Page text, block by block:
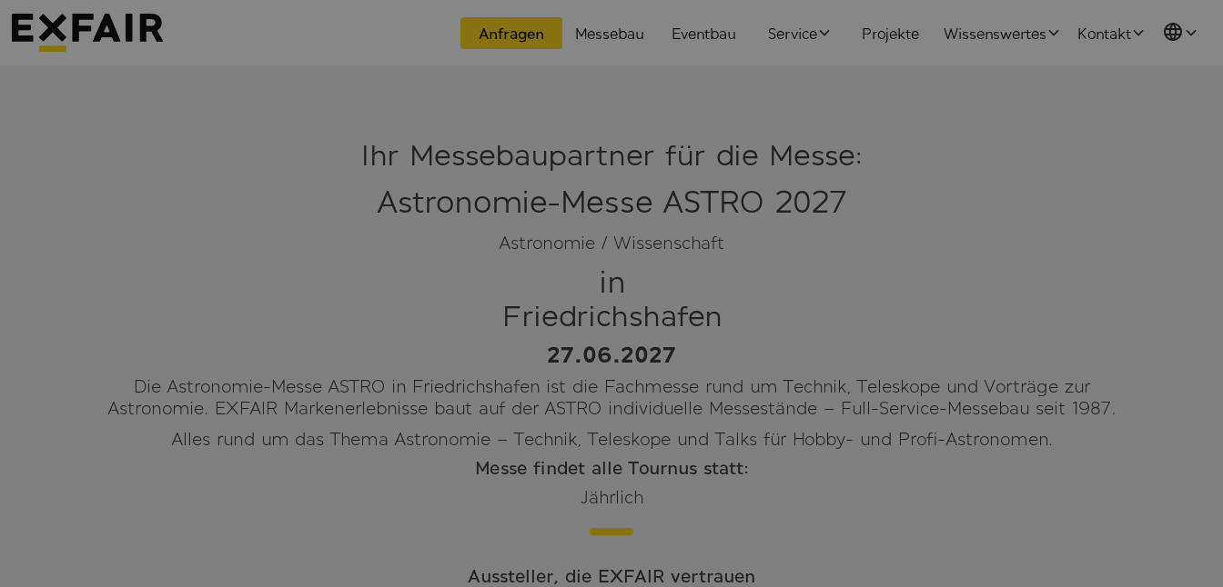
Anfragen Messebau Eventbau Service Projekte Wissenswertes Kontakt
Ihr Messebaupartner für die Messe:
Astronomie-Messe ASTRO 2027
Astronomie / Wissenschaft
in
Friedrichshafen
27.06.2027
Die Astronomie-Messe ASTRO in Friedrichshafen ist die Fachmesse rund um Technik, Teleskope und Vorträge zur
Astronomie. EXFAIR Markenerlebnisse baut auf der ASTRO individuelle Messestände – Full-Service-Messebau seit 1987.
Alles rund um das Thema Astronomie – Technik, Teleskope und Talks für Hobby- und Profi-Astronomen.
Messe findet alle Tournus statt:
Jährlich
Aussteller, die EXFAIR vertrauen